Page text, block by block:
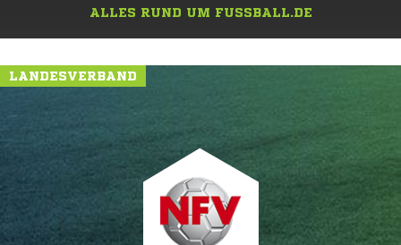
ALLES RUND UM FUSSBALL.DE
LANDESVERBAND